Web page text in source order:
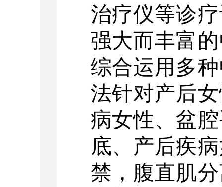
治疗仪等诊
强大而丰富
综合运用多
法针对产后
病女性、盆
底、产后疾
禁，腹直肌